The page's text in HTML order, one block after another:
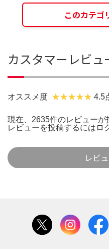
このカテゴ
カスタマーレビュ
オススメ度 4.5
現在、2635件のレビューが
レビューを投稿するには ロ
レビ